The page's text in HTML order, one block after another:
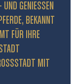
GENIESSEN S
BEKANNT D
IHRE PR
PR
MIT HIS